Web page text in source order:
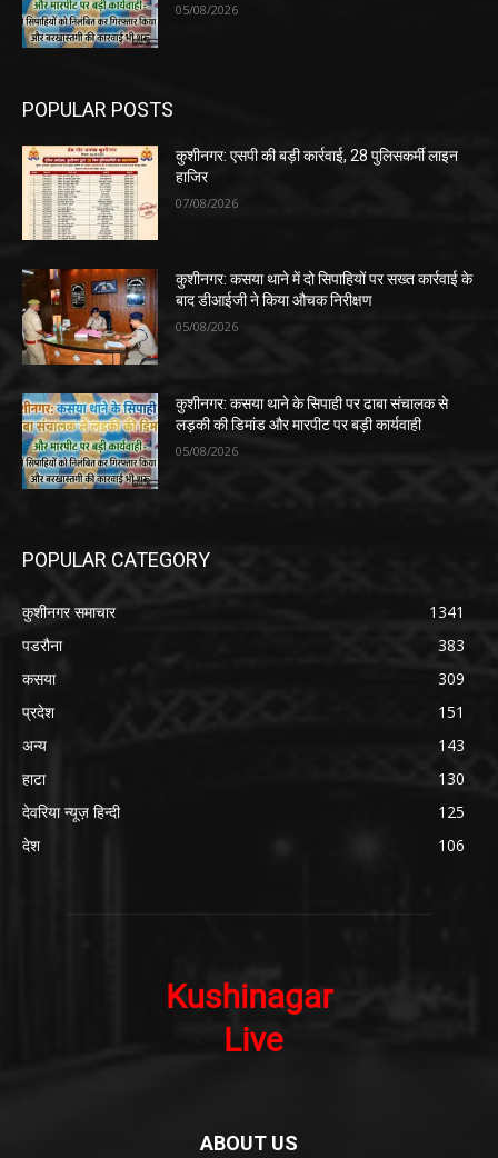
05/08/2026
POPULAR POSTS
कुशीनगर: एसपी की बड़ी कार्रवाई, 28 पुलिसकर्मी लाइन
हाजिर
07/08/2026
कुशीनगर: कसया थाने में दो सिपाहियों पर सख्त कार्रवाई के
बाद डीआईजी ने किया औचक निरीक्षण
05/08/2026
कुशीनगर: कसया थाने के सिपाही पर ढाबा संचालक से
लड़की की डिमांड और मारपीट पर बड़ी कार्यवाही
05/08/2026
POPULAR CATEGORY
कुशीनगर समाचार
1341
पडरौना
383
कसया
309
प्रदेश
151
अन्य
143
हाटा
130
देवरिया न्यूज़ हिन्दी
125
देश
106
ABOUT US